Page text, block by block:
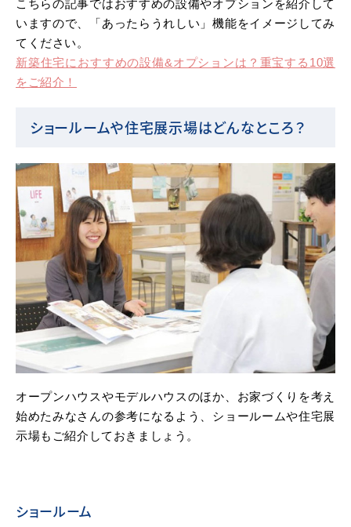
こちらの記事ではおすすめの設備やオプションを紹介して
いますので、「あったらうれしい」機能をイメージしてみ
てください。
新築住宅におすすめの設備&オプションは？重宝する10選
をご紹介！
ショールームや住宅展示場はどんなところ？
オープンハウスやモデルハウスのほか、お家づくりを考え
始めたみなさんの参考になるよう、ショールームや住宅展
示場もご紹介しておきましょう。
ショールーム